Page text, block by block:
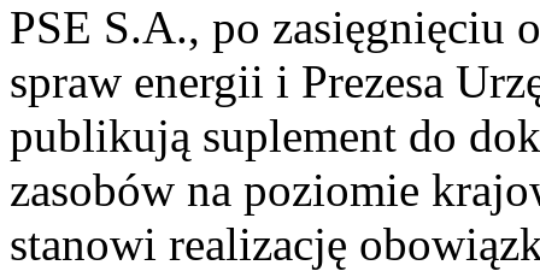
PSE S.A., po zasięgnięciu
spraw energii i Prezesa
publikują suplement do
zasobów na poziomie
stanowi realizację